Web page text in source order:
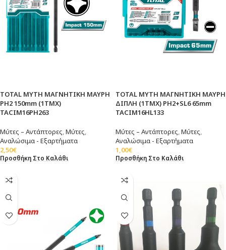
TOTAL ΜΥΤΗ ΜΑΓΝΗΤΙΚΗ ΜΑΥΡΗ
PH2 150mm (1ΤΜΧ)
TACIM16PH263
Μύτες – Αντάπτορες,Μύτες,
Αναλώσιμα - Εξαρτήματα
2,50€
Προσθήκη Στο Καλάθι
TOTAL ΜΥΤΗ ΜΑΓΝΗΤΙΚΗ ΜΑΥΡΗ
ΔΙΠΛΗ (1ΤΜΧ) PH2+SL6 65mm
TACIM16HL133
Μύτες – Αντάπτορες,Μύτες,
Αναλώσιμα - Εξαρτήματα
1,00€
Προσθήκη Στο Καλάθι